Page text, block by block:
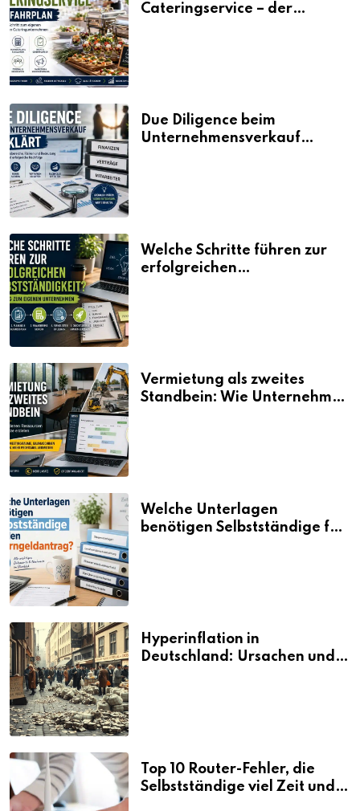
Cateringservice – der
Due Diligence beim
Unternehmensverkauf
Welche Schritte führen zur
erfolgreichen
Vermietung als zweites
Standbein: Wie Unternehmen
Welche Unterlagen
benötigen Selbstständige für
Hyperinflation in
Deutschland: Ursachen und
Top 10 Router-Fehler, die
Selbstständige viel Zeit und